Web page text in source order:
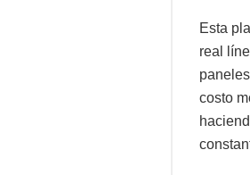
Esta
real
costo